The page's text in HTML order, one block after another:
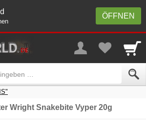
ÖFFNEN
Wright Snakebite Vyper 20g